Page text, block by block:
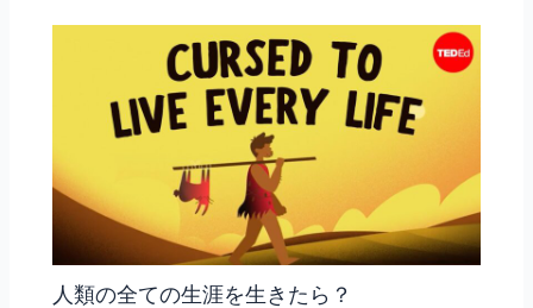
人類の全ての生涯を生きたら？